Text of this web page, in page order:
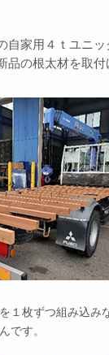
家用４ｔユニッ
品の根太材を取付
１枚ずつ組み込み
です。